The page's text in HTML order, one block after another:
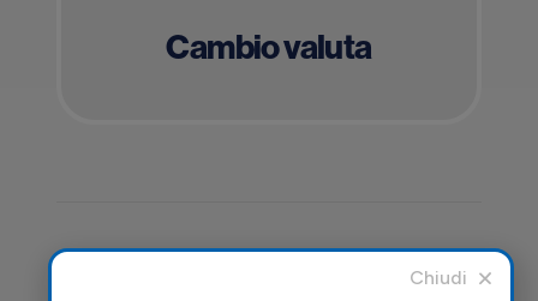
Cambio valuta